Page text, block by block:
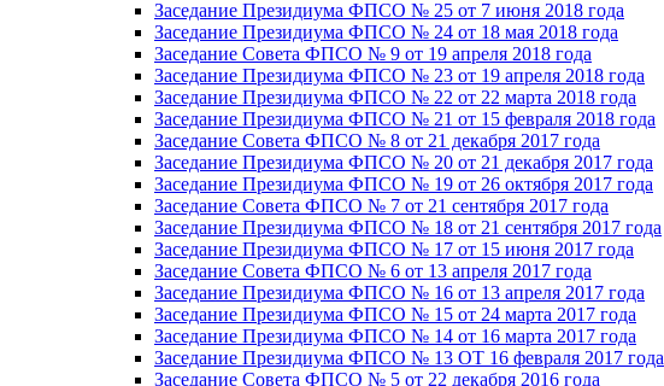
Заседание Президиума ФПСО № 25 от 7 июня 2018 года
Заседание Президиума ФПСО № 24 от 18 мая 2018 года
Заседание Совета ФПСО № 9 от 19 апреля 2018 года
Заседание Президиума ФПСО № 23 от 19 апреля 2018 года
Заседание Президиума ФПСО № 22 от 22 марта 2018 года
Заседание Президиума ФПСО № 21 от 15 февраля 2018 года
Заседание Совета ФПСО № 8 от 21 декабря 2017 года
Заседание Президиума ФПСО № 20 от 21 декабря 2017 года
Заседание Президиума ФПСО № 19 от 26 октября 2017 года
Заседание Совета ФПСО № 7 от 21 сентября 2017 года
Заседание Президиума ФПСО № 18 от 21 сентября 2017 года
Заседание Президиума ФПСО № 17 от 15 июня 2017 года
Заседание Совета ФПСО № 6 от 13 апреля 2017 года
Заседание Президиума ФПСО № 16 от 13 апреля 2017 года
Заседание Президиума ФПСО № 15 от 24 марта 2017 года
Заседание Президиума ФПСО № 14 от 16 марта 2017 года
Заседание Президиума ФПСО № 13 ОТ 16 февраля 2017 года
Заседание Совета ФПСО № 5 от 22 декабря 2016 года